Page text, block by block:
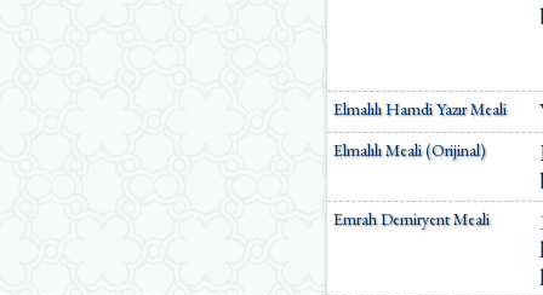
Elmalılı Hamdi Yazır Meali
Elmalılı Meali (Orijinal)
Emrah Demiryent Meali